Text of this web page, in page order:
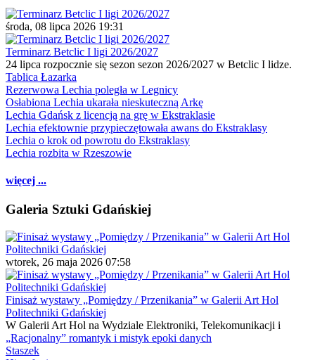
środa, 08 lipca 2026 19:31
Terminarz Betclic I ligi 2026/2027
24 lipca rozpocznie się sezon sezon 2026/2027 w Betclic I lidze.
Tablica Łazarka
Rezerwowa Lechia poległa w Legnicy
Osłabiona Lechia ukarała nieskuteczną Arkę
Lechia Gdańsk z licencją na grę w Ekstraklasie
Lechia efektownie przypieczętowała awans do Ekstraklasy
Lechia o krok od powrotu do Ekstraklasy
Lechia rozbita w Rzeszowie
więcej ...
Galeria Sztuki Gdańskiej
wtorek, 26 maja 2026 07:58
Finisaż wystawy „Pomiędzy / Przenikania” w Galerii Art Hol
Politechniki Gdańskiej
W Galerii Art Hol na Wydziale Elektroniki, Telekomunikacji i
„Racjonalny” romantyk i mistyk epoki danych
Staszek